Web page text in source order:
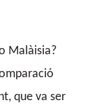
Malàisia?
que va ser